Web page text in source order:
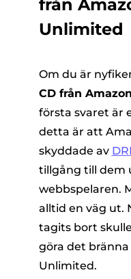
från
Unlimited
Om du är
CD från
första svaret är
detta är att
skyddade av
tillgång till dem
webbspelaren.
alltid en väg ut.
tagits bort
göra det bränna
Unlimited.